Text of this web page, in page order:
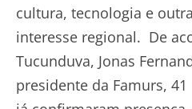
cultura, tecnologia e
interesse regional. De
Tucunduva, Jonas
presidente da Famurs,